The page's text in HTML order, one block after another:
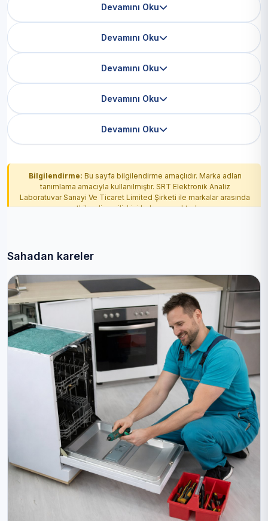
Devamını Oku
Devamını Oku
Devamını Oku
Devamını Oku
Devamını Oku
Bilgilendirme: Bu sayfa bilgilendirme amaçlıdır. Marka adları
tanımlama amacıyla kullanılmıştır. SRT Elektronik Analiz
Laboratuvar Sanayi Ve Ticaret Limited Şirketi ile markalar arasında
yetkilendirme ilişkisi bulunmamaktadır.
Sahadan kareler